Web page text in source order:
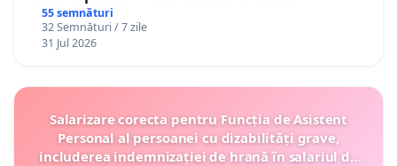
Gheorghe, aflat în plasament în Danemarca de
12 ani
55 semnături
32 Semnături / 7 zile
31 Jul 2026
Salarizare corecta pentru Funcția de Asistent
Personal al persoanei cu dizabilități grave,
includerea indemnizației de hrană în salariul de